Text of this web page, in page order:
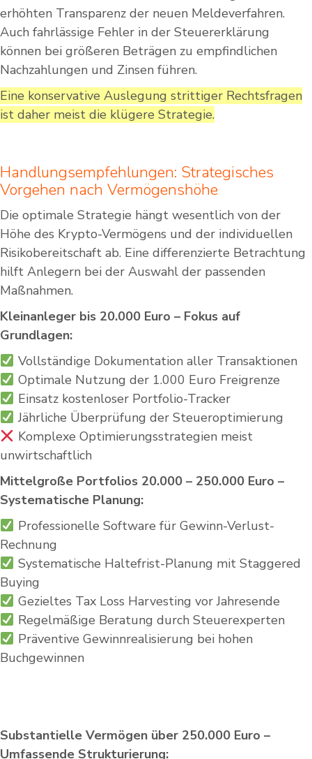
erhöhten Transparenz der neuen Meldeverfahren.
Auch fahrlässige Fehler in der Steuererklärung
können bei größeren Beträgen zu empfindlichen
Nachzahlungen und Zinsen führen.
Eine konservative Auslegung strittiger Rechtsfragen
ist daher meist die klügere Strategie.
Handlungsempfehlungen: Strategisches
Vorgehen nach Vermögenshöhe
Die optimale Strategie hängt wesentlich von der
Höhe des Krypto-Vermögens und der individuellen
Risikobereitschaft ab. Eine differenzierte Betrachtung
hilft Anlegern bei der Auswahl der passenden
Maßnahmen.
Kleinanleger bis 20.000 Euro – Fokus auf
Grundlagen:
Vollständige Dokumentation aller Transaktionen
Optimale Nutzung der 1.000 Euro Freigrenze
Einsatz kostenloser Portfolio-Tracker
Jährliche Überprüfung der Steueroptimierung
Komplexe Optimierungsstrategien meist
unwirtschaftlich
Mittelgroße Portfolios 20.000 – 250.000 Euro –
Systematische Planung:
Professionelle Software für Gewinn-Verlust-
Rechnung
Systematische Haltefrist-Planung mit Staggered
Buying
Gezieltes Tax Loss Harvesting vor Jahresende
Regelmäßige Beratung durch Steuerexperten
Präventive Gewinnrealisierung bei hohen
Buchgewinnen
Substantielle Vermögen über 250.000 Euro –
Umfassende Strukturierung: